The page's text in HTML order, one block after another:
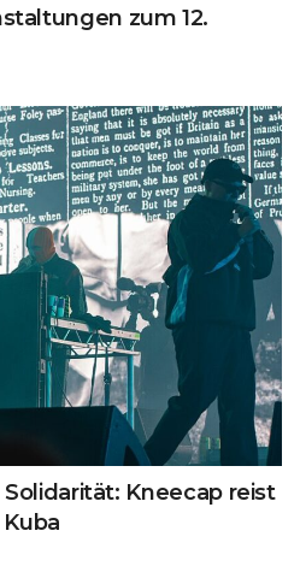
zum 12.
Kneecap reist